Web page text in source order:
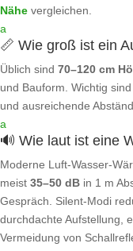
Nähe vergleichen.
a
📏 Wie groß ist ein
Üblich sind 70–120 cm
und Bauform. Wichtig
und ausreichende
a
🔊 Wie laut ist eine
Moderne
meist 35–50 dB in 1 m
Gespräch. Silent‑Modi
durchdachte Aufstellung,
Vermeidung von